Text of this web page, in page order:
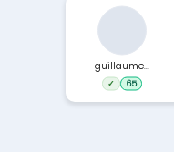
guillaume...
✓ 65